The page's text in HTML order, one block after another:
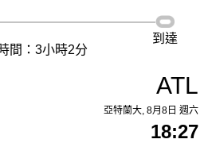
間：3小時2分
到達
ATL
亞特蘭大, 8月8日 週六
18:27